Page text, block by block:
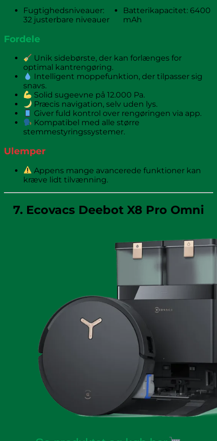
Fugtighedsniveauer:
32 justerbare niveauer
Batterikapacitet: 6400
mAh
Fordele
Unik sidebørste, der kan forlænges for
optimal kantrengøring.
Intelligent moppefunktion, der tilpasser sig
snavs.
Solid sugeevne på 12.000 Pa.
Præcis navigation, selv uden lys.
Giver fuld kontrol over rengøringen via app.
Kompatibel med alle større
stemmestyringssystemer.
Ulemper
Appens mange avancerede funktioner kan
kræve lidt tilvænning.
7. Ecovacs Deebot X8 Pro Omni